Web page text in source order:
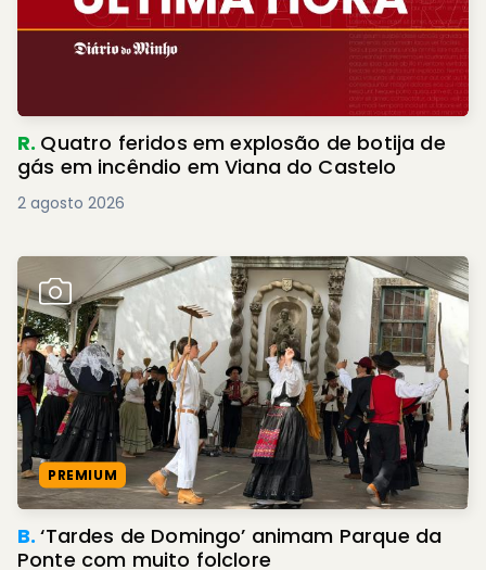
R. Quatro feridos em explosão de botija de
gás em incêndio em Viana do Castelo
2 agosto 2026
PREMIUM
B.‘Tardes de Domingo’ animam Parque da
Ponte com muito folclore